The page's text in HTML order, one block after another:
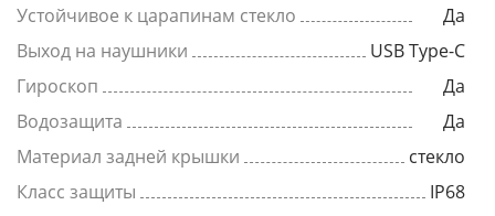
Устойчивое к царапинам стекло
Да
Выход на наушники
USB Type-C
Гироскоп
Да
Водозащита
Да
Материал задней крышки
стекло
Класс защиты
IP68